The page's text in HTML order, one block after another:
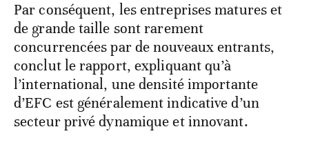
Par conséquent, les entreprises matures et
de grande taille sont rarement
concurrencées par de nouveaux entrants,
conclut le rapport, expliquant qu’à
l’international, une densité importante
d’EFC est généralement indicative d’un
secteur privé dynamique et innovant.